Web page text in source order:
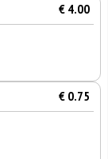
€ 4.00
€ 0.75